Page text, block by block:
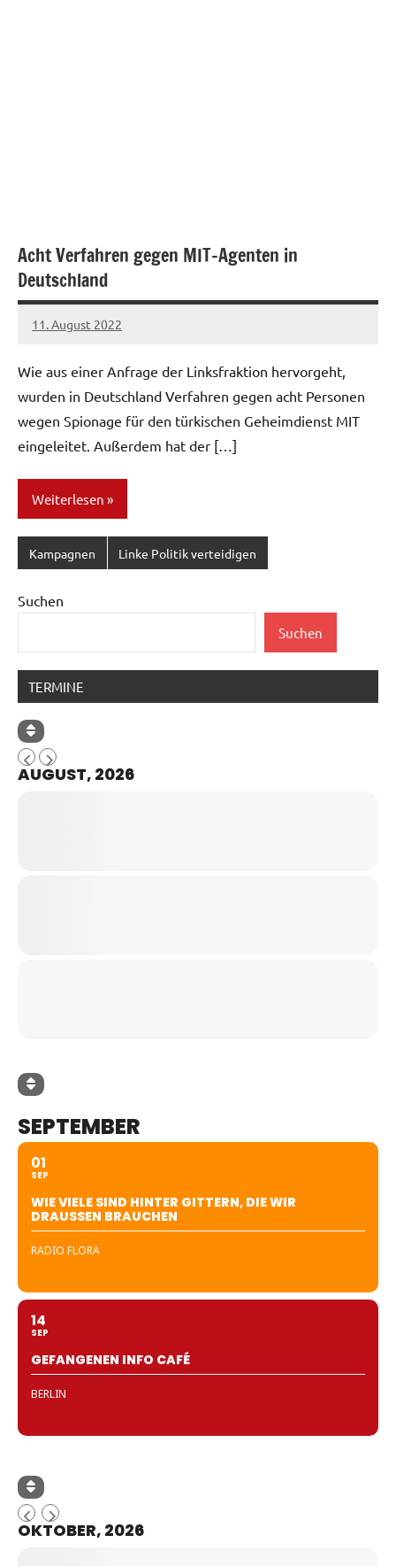
Acht Verfahren gegen MIT-Agenten in
Deutschland
11. August 2022
network
Wie aus einer Anfrage der Linksfraktion hervorgeht,
wurden in Deutschland Verfahren gegen acht Personen
wegen Spionage für den türkischen Geheimdienst MIT
eingeleitet. Außerdem hat der […]
Weiterlesen
Kampagnen Linke Politik verteidigen
Suchen
Suchen
TERMINE
AUGUST, 2026
SEPTEMBER
01
SEP
WIE VIELE SIND HINTER GITTERN, DIE WIR
DRAUSSEN BRAUCHEN
RADIO FLORA
14
SEP
GEFANGENEN INFO CAFÉ
BERLIN
OKTOBER, 2026